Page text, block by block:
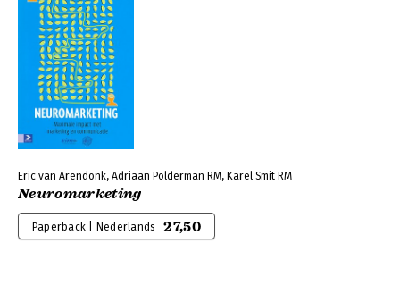
Eric van Arendonk, Adriaan Polderman RM, Karel Smit RM
Neuromarketing
Paperback | Nederlands 27,50